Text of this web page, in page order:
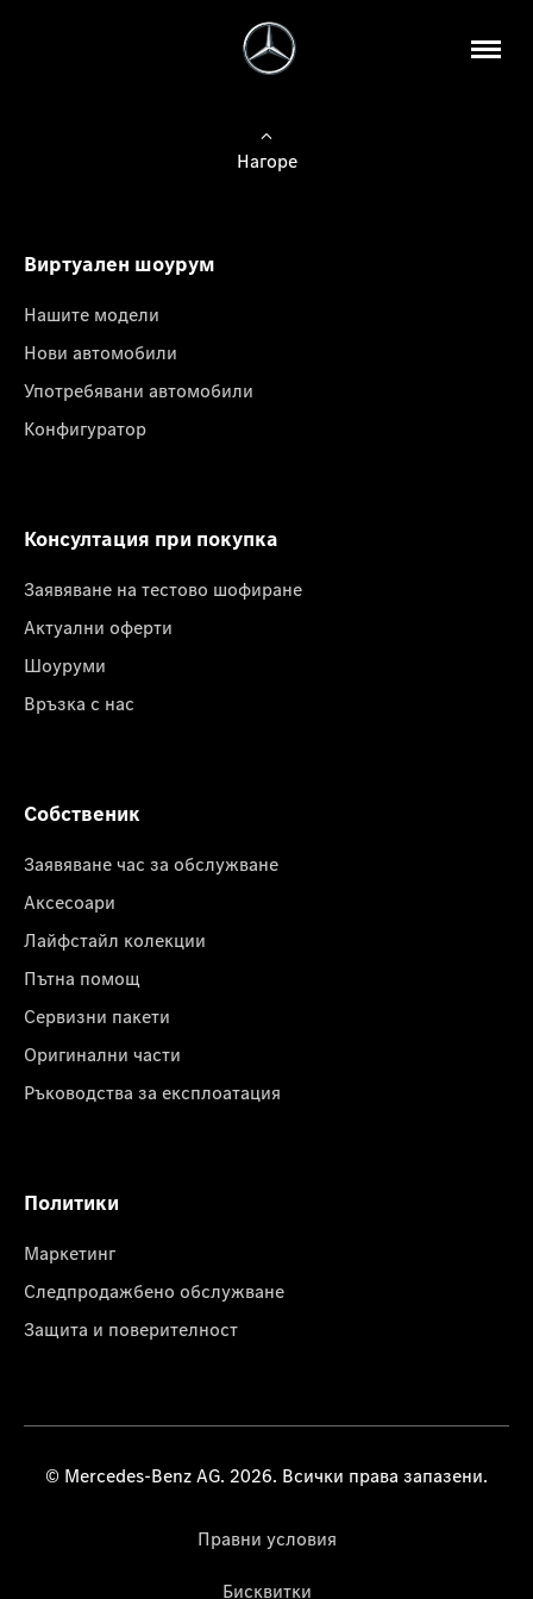
Нагоре
Виртуален шоурум
Нашите модели
Нови автомобили
Употребявани автомобили
Конфигуратор
Консултация при покупка
Заявяване на тестово шофиране
Актуални оферти
Шоуруми
Връзка с нас
Собственик
Заявяване час за обслужване
Аксесоари
Лайфстайл колекции
Пътна помощ
Сервизни пакети
Оригинални части
Ръководства за експлоатация
Политики
Маркетинг
Следпродажбено обслужване
Защита и поверителност
© Mercedes-Benz AG. 2026. Всички права запазени.
Правни условия
Бисквитки